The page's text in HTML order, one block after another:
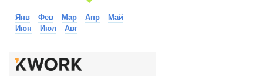
Янв Фев Мар Апр
Май
Июн
Июл Авг